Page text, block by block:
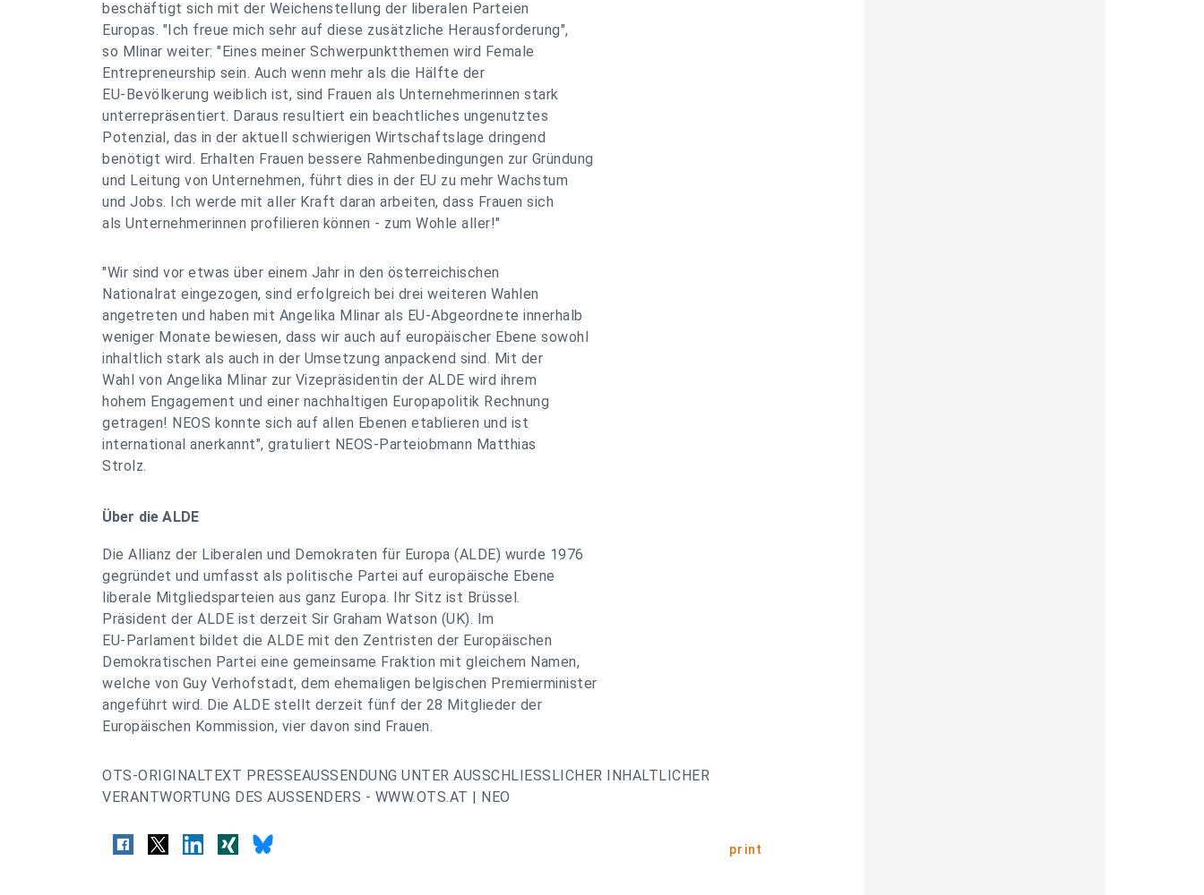
beschäftigt sich mit der Weichenstellung der liberalen Parteien
Europas. "Ich freue mich sehr auf diese zusätzliche Herausforderung",
so Mlinar weiter: "Eines meiner Schwerpunktthemen wird Female
Entrepreneurship sein. Auch wenn mehr als die Hälfte der
EU-Bevölkerung weiblich ist, sind Frauen als Unternehmerinnen stark
unterrepräsentiert. Daraus resultiert ein beachtliches ungenutztes
Potenzial, das in der aktuell schwierigen Wirtschaftslage dringend
benötigt wird. Erhalten Frauen bessere Rahmenbedingungen zur Gründung
und Leitung von Unternehmen, führt dies in der EU zu mehr Wachstum
und Jobs. Ich werde mit aller Kraft daran arbeiten, dass Frauen sich
als Unternehmerinnen profilieren können - zum Wohle aller!"
"Wir sind vor etwas über einem Jahr in den österreichischen
Nationalrat eingezogen, sind erfolgreich bei drei weiteren Wahlen
angetreten und haben mit Angelika Mlinar als EU-Abgeordnete innerhalb
weniger Monate bewiesen, dass wir auch auf europäischer Ebene sowohl
inhaltlich stark als auch in der Umsetzung anpackend sind. Mit der
Wahl von Angelika Mlinar zur Vizepräsidentin der ALDE wird ihrem
hohem Engagement und einer nachhaltigen Europapolitik Rechnung
getragen! NEOS konnte sich auf allen Ebenen etablieren und ist
international anerkannt", gratuliert NEOS-Parteiobmann Matthias
Strolz.
Über die ALDE
Die Allianz der Liberalen und Demokraten für Europa (ALDE) wurde 1976
gegründet und umfasst als politische Partei auf europäische Ebene
liberale Mitgliedsparteien aus ganz Europa. Ihr Sitz ist Brüssel.
Präsident der ALDE ist derzeit Sir Graham Watson (UK). Im
EU-Parlament bildet die ALDE mit den Zentristen der Europäischen
Demokratischen Partei eine gemeinsame Fraktion mit gleichem Namen,
welche von Guy Verhofstadt, dem ehemaligen belgischen Premierminister
angeführt wird. Die ALDE stellt derzeit fünf der 28 Mitglieder der
Europäischen Kommission, vier davon sind Frauen.
OTS-ORIGINALTEXT PRESSEAUSSENDUNG UNTER AUSSCHLIESSLICHER INHALTLICHER
VERANTWORTUNG DES AUSSENDERS - WWW.OTS.AT | NEO
print